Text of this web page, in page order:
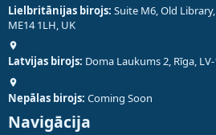
Lielbritānijas birojs: Suite M6, Old
ME14 1LH, UK
Latvijas birojs: Doma Laukums 2, Rīga,
Nepālas birojs: Coming Soon
Navigācija